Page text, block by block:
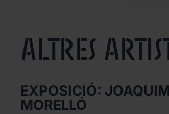
Altres
EXPOSICIÓ: JOAQUIM
MORELLÓ